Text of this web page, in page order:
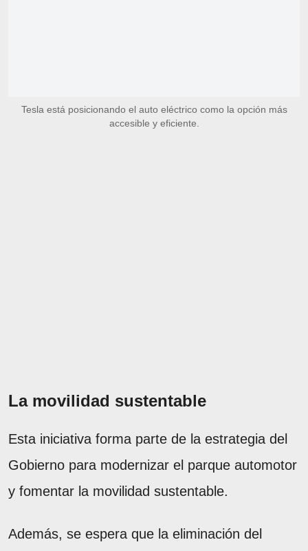
Tesla está posicionando el auto eléctrico como la opción más
accesible y eficiente.
La movilidad sustentable
Esta iniciativa forma parte de la estrategia del
Gobierno para modernizar el parque automotor
y fomentar la movilidad sustentable.
Además, se espera que la eliminación del